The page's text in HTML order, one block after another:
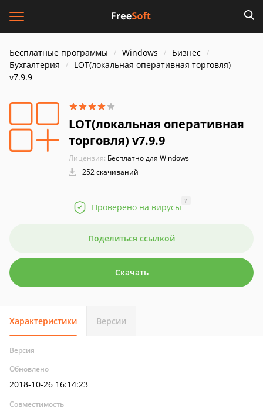
Бесплатные программы Windows
Бизнес
Бухгалтерия
LOT(локальная оперативная торговля)
v7.9.9
LOT(локальная оперативная
торговля) v7.9.9
Лицензия: Бесплатно для Windows
252 скачиваний
Проверено на вирусы
?
Поделиться ссылкой
Скачать
Характеристики Версии
Версия
Обновлено
2018-10-26 16:14:23
Совместимость